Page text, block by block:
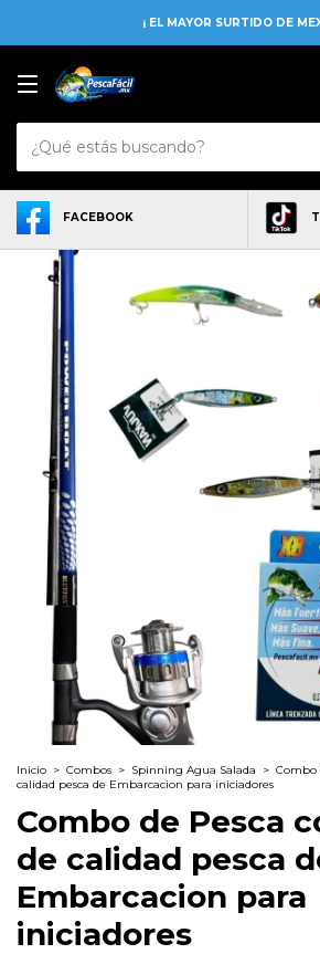
¡ EL MAYOR SURTIDO DE
FACEBOOK
Inicio > Combos > Spinning Agua Salada > Combo
calidad pesca de Embarcacion para iniciadores
Combo de Pesca
de calidad pesca
Embarcacion para
iniciadores